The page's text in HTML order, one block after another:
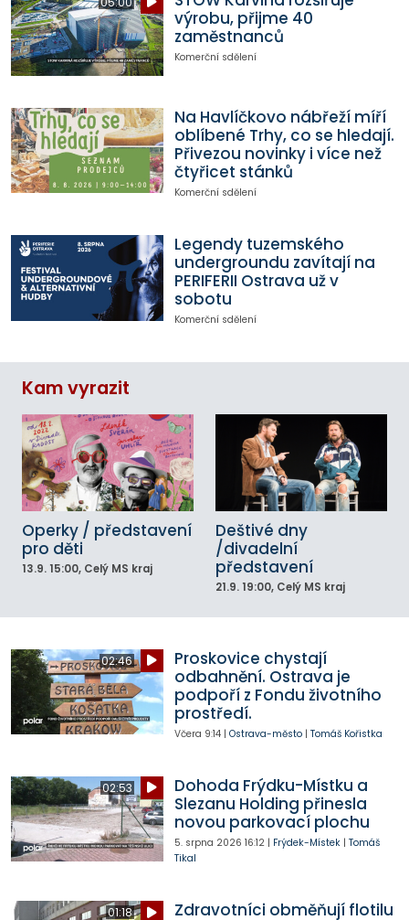
výrobu, přijme 40
zaměstnanců
Komerční sdělení
Na Havlíčkovo nábřeží míří
oblíbené Trhy, co se hledají.
Přivezou novinky i více než
čtyřicet stánků
Komerční sdělení
Legendy tuzemského
undergroundu zavítají na
PERIFERII Ostrava už v
sobotu
Komerční sdělení
Kam vyrazit
Operky / představení
pro děti
13.9. 15:00, Celý MS kraj
Deštivé dny
/divadelní
představení
21.9. 19:00, Celý MS kraj
02:46
Proskovice chystají
odbahnění. Ostrava je
podpoří z Fondu životního
prostředí.
Včera 9:14| Ostrava-město| Tomáš Kořistka
02:53
Dohoda Frýdku-Místku a
Slezanu Holding přinesla
novou parkovací plochu
5. srpna 2026 16:12| Frýdek-Místek| Tomáš
Tikal
01:18
Zdravotníci obměňují flotilu